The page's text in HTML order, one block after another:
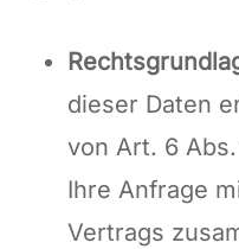
dieser Daten
von Art. 6 Abs.
Ihre Anfrage
Vertrags